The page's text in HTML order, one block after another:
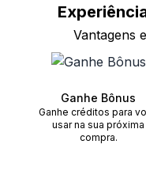
Vantagens
Ganhe Bônus
Ganhe créditos para
usar na sua próxima
compra.